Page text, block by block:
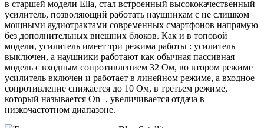
в старшей модели Ella, стал встроенный высококачественный
усилитель, позволяющий работать наушникам с не слишком
мощными аудиотрактами современных смартфонов напрямую
без дополнительных внешних блоков. Как и в топовой
модели, усилитель имеет три режима работы : усилитель
выключен, а наушники работают как обычная пассивная
модель с входным сопротивлением 32 Ом, во втором режиме
усилитель включен и работает в линейном режиме, а входное
сопротивление снижается до 10 Ом, в третьем режиме,
который называется On+, увеличивается отдача в
низкочастотном диапазоне.